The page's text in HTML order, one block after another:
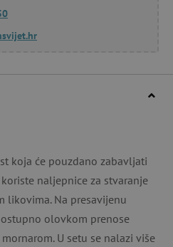
koja će pouzdano zabavljati
naljepnice za stvaranje
likovima. Na presavijenu
olovkom prenose
U setu se nalazi više